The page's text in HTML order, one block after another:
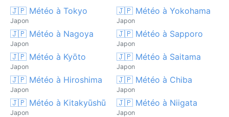
🇯🇵 Météo à Tokyo
Japon
🇯🇵 Météo à Yokohama
Japon
🇯🇵 Météo à Nagoya
Japon
🇯🇵 Météo à Sapporo
Japon
🇯🇵 Météo à Kyōto
Japon
🇯🇵 Météo à Saitama
Japon
🇯🇵 Météo à Hiroshima
Japon
🇯🇵 Météo à Chiba
Japon
🇯🇵 Météo à Kitakyūshū
Japon
🇯🇵 Météo à Niigata
Japon